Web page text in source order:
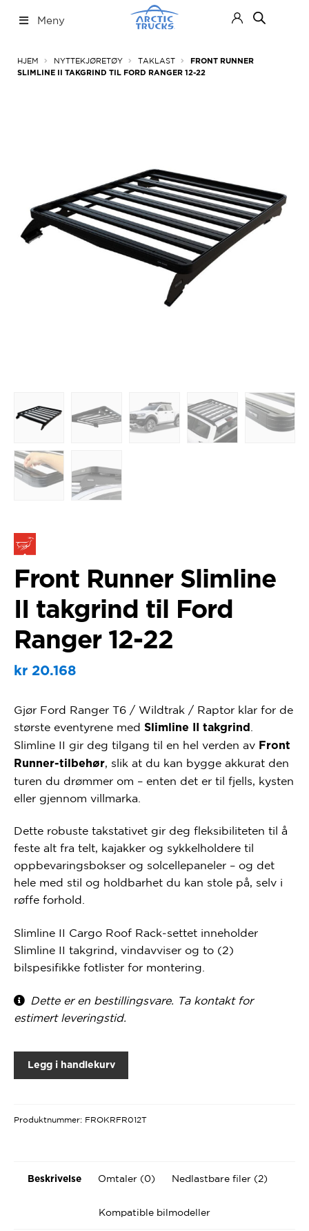
til
til
Meny
HJEM NYTTEKJØRETØY TAKLAST
FRONT RUNNER
SLIMLINE II TAKGRIND TIL FORD RANGER 12-22
Front Runner Slimline
II takgrind til Ford
Ranger 12-22
kr20.168
Gjør Ford Ranger T6 / Wildtrak / Raptor klar for de
største eventyrene med Slimline II takgrind
Slimline II gir deg tilgang til en hel verden av Front
Runner-tilbehør, slik at du kan bygge akkurat den
turen du drømmer om – enten det er til fjells, kysten
eller gjennom villmarka.
Dette robuste takstativet gir deg fleksibiliteten til å
feste alt fra telt, kajakker og sykkelholdere til
oppbevaringsbokser og solcellepaneler – og det
hele med stil og holdbarhet du kan stole på, selv i
røffe forhold.
Slimline II Cargo Roof Rack-settet inneholder
Slimline II takgrind, vindavviser og to (2)
bilspesifikke fotlister for montering.
Dette er en bestillingsvare. Ta kontakt for
estimert leveringstid.
Legg i handlekurv
Produktnummer: FROKRFR012T
Beskrivelse Omtaler (0) Nedlastbare filer (2)
Kompatible bilmodeller